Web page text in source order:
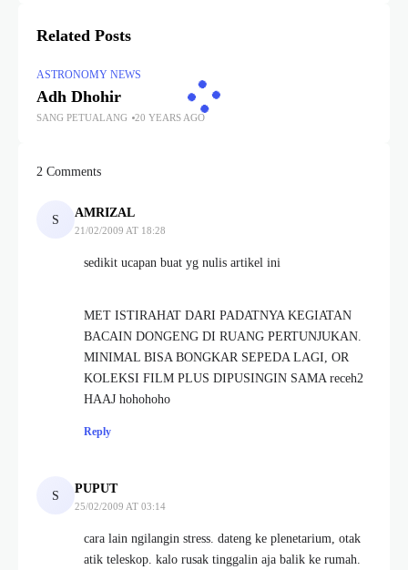
Related Posts
ASTRONOMY NEWS
Adh Dhohir
SANG PETUALANG 20 YEARS AGO
2 Comments
AMRIZAL
21/02/2009 AT 18:28
sedikit ucapan buat yg nulis artikel ini
MET ISTIRAHAT DARI PADATNYA KEGIATAN
BACAIN DONGENG DI RUANG PERTUNJUKAN.
MINIMAL BISA BONGKAR SEPEDA LAGI, OR
KOLEKSI FILM PLUS DIPUSINGIN SAMA receh2
HAAJ hohohoho
Reply
PUPUT
25/02/2009 AT 03:14
cara lain ngilangin stress. dateng ke plenetarium, otak
atik teleskop. kalo rusak tinggalin aja balik ke rumah.